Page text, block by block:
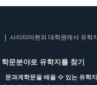
사이타마현의 대학원에서 유학
학문분야로 유학지를 찾기
문과계학문을 배울 수 있는 유학